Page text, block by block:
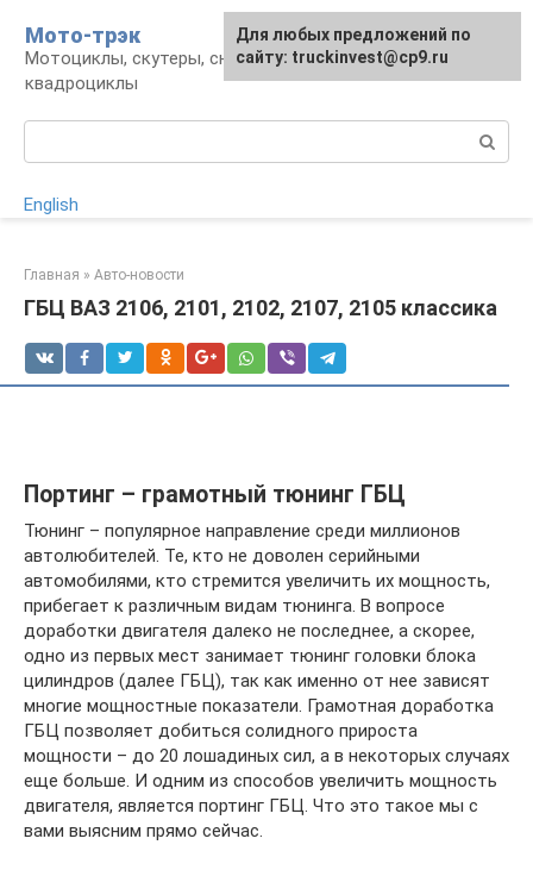
контенту
Мото-трэк
Мотоциклы, скутеры, снегоходы,
квадроциклы
English
Главная » Авто-новости
ГБЦ ВАЗ 2106, 2101, 2102, 2107, 2105 классика
Портинг – грамотный тюнинг ГБЦ
Тюнинг – популярное направление среди миллионов
автолюбителей. Те, кто не доволен серийными
автомобилями, кто стремится увеличить их мощность,
прибегает к различным видам тюнинга. В вопросе
доработки двигателя далеко не последнее, а скорее,
одно из первых мест занимает тюнинг головки блока
цилиндров (далее ГБЦ), так как именно от нее зависят
многие мощностные показатели. Грамотная доработка
ГБЦ позволяет добиться солидного прироста
мощности – до 20 лошадиных сил, а в некоторых случаях
еще больше. И одним из способов увеличить мощность
двигателя, является портинг ГБЦ. Что это такое мы с
вами выясним прямо сейчас.
Для любых предложений по
сайту: truckinvest@cp9.ru